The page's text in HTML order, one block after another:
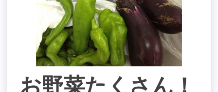
お野菜たくさん！